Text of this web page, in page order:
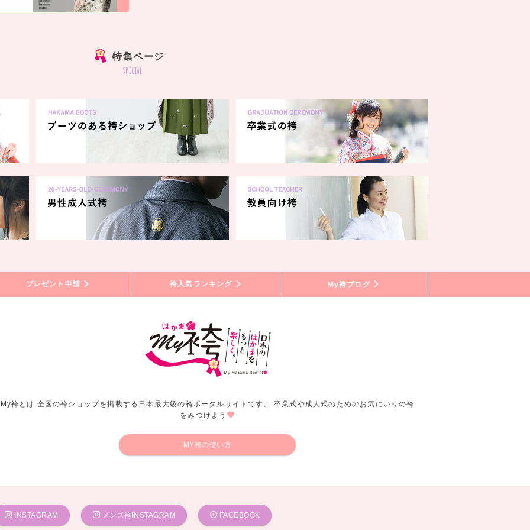
特集ページ
special
プレゼント申請 袴人気ランキング My袴ブログ
My袴とは 全国の袴ショップを掲載する日本最大級の袴ポータルサイトです。 卒業式や成人式のためのお気にいりの袴
をみつけよう
MY袴の使い方
INSTAGRAM メンズ袴INSTAGRAM FACEBOOK